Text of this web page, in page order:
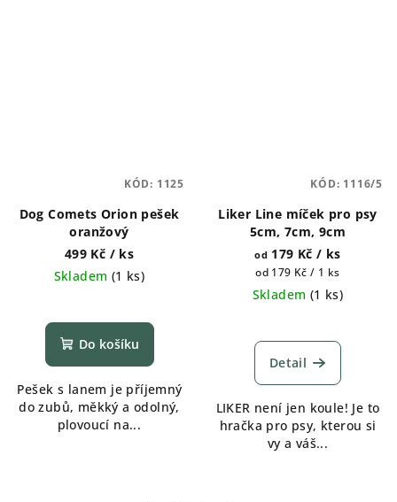
Dog Comets Orion pešek
oranžový
499 Kč / ks
Skladem (1 ks)
Do košíku
Pešek s lanem je příjemný
do zubů, měkký a odolný,
plovoucí na...
KÓD: 1125
Liker Line míček pro psy
5cm, 7cm, 9cm
od 179 Kč/ ks
Měrná
cena:
od 179 Kč / 1 ks
Skladem (1 ks)
Detail
LIKER není jen koule! Je to
hračka pro psy, kterou si
vy a váš...
KÓD: 1116/5